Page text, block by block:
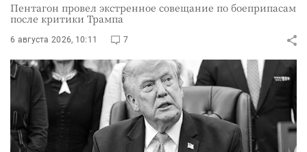
Пентагон провел экстренное совещание по боеприпасам
после критики Трампа
6 августа 2026, 10:11 7